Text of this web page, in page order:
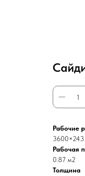
Рабочие
Рабочая
0.87 м2
Толщина